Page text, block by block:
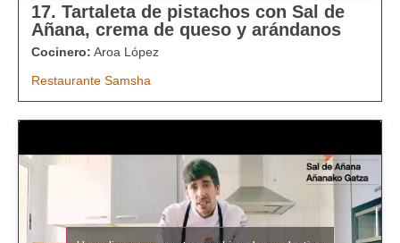
17. Tartaleta de pistachos con Sal de
Añana, crema de queso y arándanos
Cocinero: Aroa López
Restaurante Samsha